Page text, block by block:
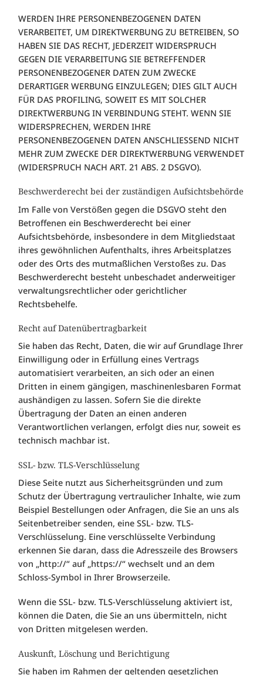
WERDEN IHRE PERSONENBEZOGENEN DATEN
VERARBEITET, UM DIREKTWERBUNG ZU BETREIBEN, SO
HABEN SIE DAS RECHT, JEDERZEIT WIDERSPRUCH
GEGEN DIE VERARBEITUNG SIE BETREFFENDER
PERSONENBEZOGENER DATEN ZUM ZWECKE
DERARTIGER WERBUNG EINZULEGEN; DIES GILT AUCH
FÜR DAS PROFILING, SOWEIT ES MIT SOLCHER
DIREKTWERBUNG IN VERBINDUNG STEHT. WENN SIE
WIDERSPRECHEN, WERDEN IHRE
PERSONENBEZOGENEN DATEN ANSCHLIESSEND NICHT
MEHR ZUM ZWECKE DER DIREKTWERBUNG VERWENDET
(WIDERSPRUCH NACH ART. 21 ABS. 2 DSGVO).
Beschwerderecht bei der zuständigen Aufsichtsbehörde
Im Falle von Verstößen gegen die DSGVO steht den
Betroffenen ein Beschwerderecht bei einer
Aufsichtsbehörde, insbesondere in dem Mitgliedstaat
ihres gewöhnlichen Aufenthalts, ihres Arbeitsplatzes
oder des Orts des mutmaßlichen Verstoßes zu. Das
Beschwerderecht besteht unbeschadet anderweitiger
verwaltungsrechtlicher oder gerichtlicher
Rechtsbehelfe.
Recht auf Datenübertragbarkeit
Sie haben das Recht, Daten, die wir auf Grundlage Ihrer
Einwilligung oder in Erfüllung eines Vertrags
automatisiert verarbeiten, an sich oder an einen
Dritten in einem gängigen, maschinenlesbaren Format
aushändigen zu lassen. Sofern Sie die direkte
Übertragung der Daten an einen anderen
Verantwortlichen verlangen, erfolgt dies nur, soweit es
technisch machbar ist.
SSL- bzw. TLS-Verschlüsselung
Diese Seite nutzt aus Sicherheitsgründen und zum
Schutz der Übertragung vertraulicher Inhalte, wie zum
Beispiel Bestellungen oder Anfragen, die Sie an uns als
Seitenbetreiber senden, eine SSL- bzw. TLS-
Verschlüsselung. Eine verschlüsselte Verbindung
erkennen Sie daran, dass die Adresszeile des Browsers
von „http://“ auf „https://“ wechselt und an dem
Schloss-Symbol in Ihrer Browserzeile.
Wenn die SSL- bzw. TLS-Verschlüsselung aktiviert ist,
können die Daten, die Sie an uns übermitteln, nicht
von Dritten mitgelesen werden.
Auskunft, Löschung und Berichtigung
Sie haben im Rahmen der geltenden gesetzlichen